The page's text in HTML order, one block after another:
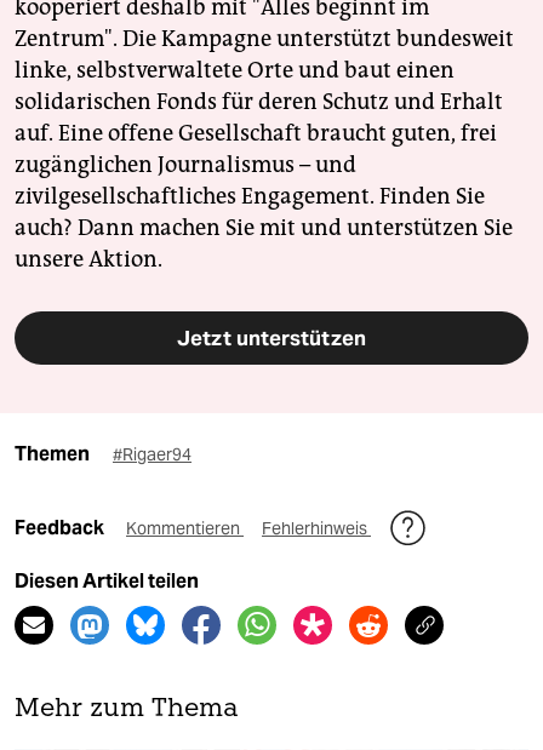
kooperiert deshalb mit "Alles beginnt im
Zentrum". Die Kampagne unterstützt bundesweit
linke, selbstverwaltete Orte und baut einen
solidarischen Fonds für deren Schutz und Erhalt
auf. Eine offene Gesellschaft braucht guten, frei
zugänglichen Journalismus – und
zivilgesellschaftliches Engagement. Finden Sie
auch? Dann machen Sie mit und unterstützen Sie
unsere Aktion.
Jetzt unterstützen
Themen #Rigaer94
Feedback Kommentieren Fehlerhinweis
Diesen Artikel teilen
Mehr zum Thema